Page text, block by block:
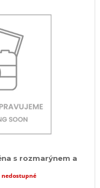
s rozmarýnem a